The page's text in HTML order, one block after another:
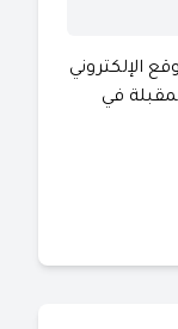
الإلكتروني
في